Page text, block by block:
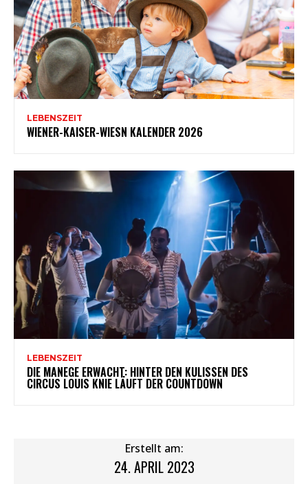
LEBENSZEIT
WIENER-KAISER-WIESN KALENDER 2026
LEBENSZEIT
DIE MANEGE ERWACHT: HINTER DEN KULISSEN DES
CIRCUS LOUIS KNIE LÄUFT DER COUNTDOWN
Erstellt am:
24. APRIL 2023